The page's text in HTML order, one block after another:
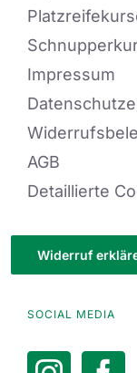
Impressum
AGB
Detaillierte
Widerruf
SOCIAL MEDIA